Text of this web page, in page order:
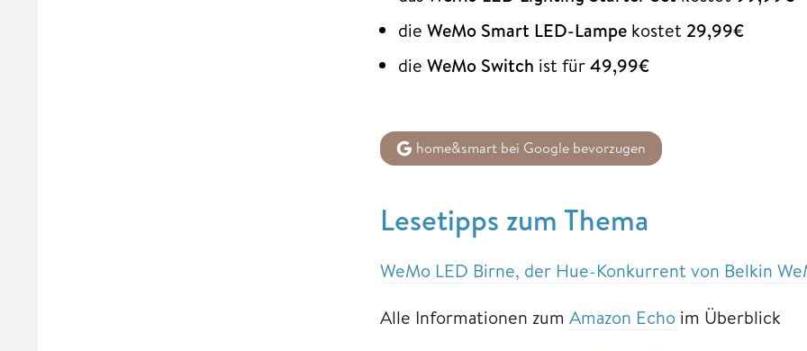
die WeMo Smart LED-Lampe kostet 29,99€
die WeMo Switch ist für49,99€
home&smart bei Google bevorzugen
Lesetipps zum Thema
WeMo LED Birne, der Hue-Konkurrent von Belkin
Alle Informationen zum Amazon Echo im Überblick